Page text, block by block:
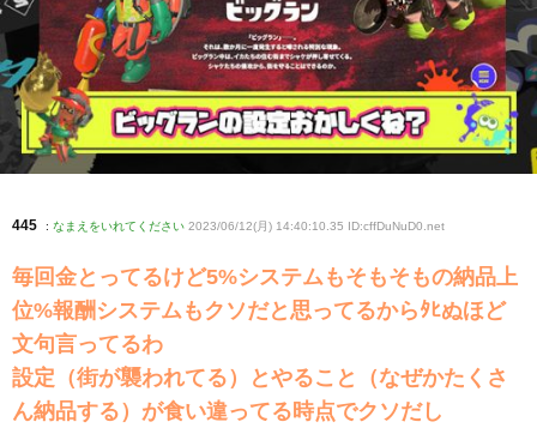
445 : なまえをいれてください 2023/06/12(月) 14:40:10.35 ID:cffDuNuD0 .net
毎回金とってるけど5%システムもそもそもの納品上
位%報酬システムもクソだと思ってるからﾀﾋぬほど
文句言ってるわ
設定（街が襲われてる）とやること（なぜかたくさ
ん納品する）が食い違ってる時点でクソだし